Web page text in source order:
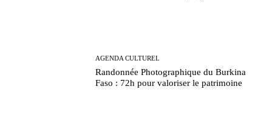
AGENDA CULTUREL
Randonnée Photographique du Burkina
Faso : 72h pour valoriser le patrimoine